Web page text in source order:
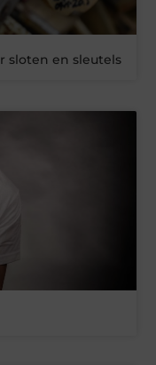
sloten en sleutels